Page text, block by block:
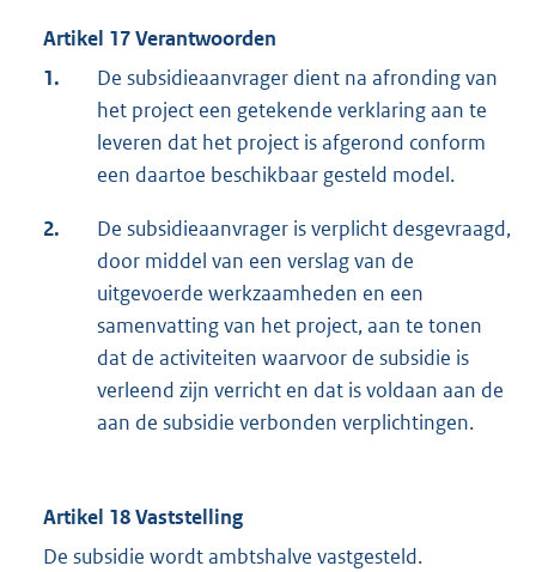
Artikel 17 Verantwoorden
1.
De subsidieaanvrager dient na afronding van
het project een getekende verklaring aan te
leveren dat het project is afgerond conform
een daartoe beschikbaar gesteld model.
2.
De subsidieaanvrager is verplicht desgevraagd,
door middel van een verslag van de
uitgevoerde werkzaamheden en een
samenvatting van het project, aan te tonen
dat de activiteiten waarvoor de subsidie is
verleend zijn verricht en dat is voldaan aan de
aan de subsidie verbonden verplichtingen.
Artikel 18 Vaststelling
De subsidie wordt ambtshalve vastgesteld.